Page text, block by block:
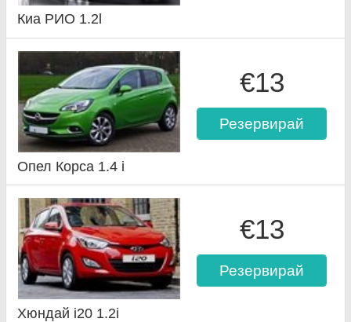
Киа РИО 1.2l
€13
Резервирай
Опел Корса 1.4 i
€13
Резервирай
Хюндай i20 1.2i